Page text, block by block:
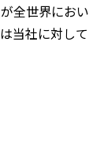
世界にお
当社に対し